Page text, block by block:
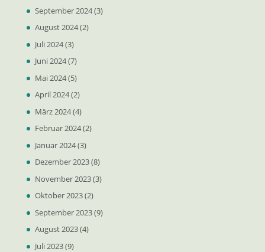
September 2024(3)
August 2024(2)
Juli 2024(3)
Juni 2024(7)
Mai 2024(5)
April 2024(2)
März 2024(4)
Februar 2024(2)
Januar 2024(3)
Dezember 2023(8)
November 2023(3)
Oktober 2023(2)
September 2023(9)
August 2023(4)
Juli 2023(9)